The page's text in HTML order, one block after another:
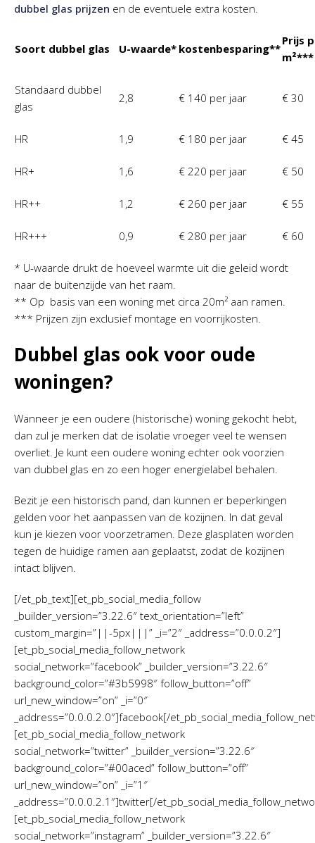
dubbel glas prijzen en de eventuele extra kosten.
Soort dubbel glas U-waarde* kostenbesparing**
Prijs
m²***
Standaard dubbel
glas
2,8 € 140 per jaar € 30
HR 1,9 € 180 per jaar € 45
HR+ 1,6 € 220 per jaar € 50
HR++ 1,2 € 260 per jaar € 55
HR+++ 0,9 € 280 per jaar € 60
* U-waarde drukt de hoeveel warmte uit die geleid wordt
naar de buitenzijde van het raam.
** Op basis van een woning met circa 20m² aan ramen.
*** Prijzen zijn exclusief montage en voorrijkosten.
Dubbel glas ook voor oude
woningen?
Wanneer je een oudere (historische) woning gekocht hebt,
dan zul je merken dat de isolatie vroeger veel te wensen
overliet. Je kunt een oudere woning echter ook voorzien
van dubbel glas en zo een hoger energielabel behalen.
Bezit je een historisch pand, dan kunnen er beperkingen
gelden voor het aanpassen van de kozijnen. In dat geval
kun je kiezen voor voorzetramen. Deze glasplaten worden
tegen de huidige ramen aan geplaatst, zodat de kozijnen
intact blijven.
[/et_pb_text][et_pb_social_media_follow
_builder_version=”3.22.6″ text_orientation=”left”
custom_margin=”||-5px|||” _i=”2″ _address=”0.0.0.2″]
[et_pb_social_media_follow_network
social_network=”facebook” _builder_version=”3.22.6″
background_color=”#3b5998″ follow_button=”off”
url_new_window=”on” _i=”0″
_address=”0.0.0.2.0″]facebook[/
[et_pb_social_media_follow_network
social_network=”twitter” _builder_version=”3.22.6″
background_color=”#00aced” follow_button=”off”
url_new_window=”on” _i=”1″
_address=”0.0.0.2.1″]twitter[/
[et_pb_social_media_follow_network
social_network=”instagram” _builder_version=”3.22.6″